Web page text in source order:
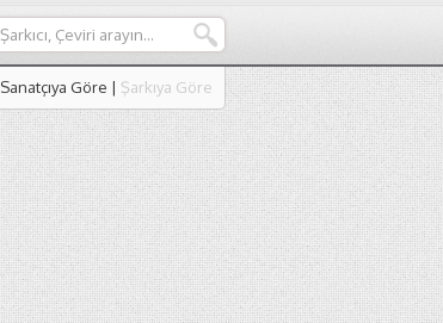
Sanatçıya Göre | Şarkıya Göre